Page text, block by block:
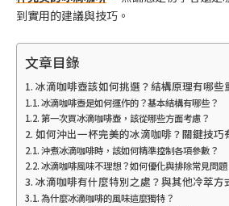
到實用的建議與技巧。
文章目錄
冰滴咖啡壺該如何挑選？結構原理有哪些
冰滴咖啡壺是如何運作的？基本結構有哪些？
第一次買冰滴咖啡壺，該從哪些方面考慮？
如何沖出一杯完美的冰滴咖啡？關鍵技巧
沖煮冰滴咖啡時，該如何精準控制各項參數？
冰滴咖啡風味不理想？如何優化與排除常見問題
冰滴咖啡有什麼特別之處？與其他冷萃方
為什麼冰滴咖啡的風味這麼獨特？